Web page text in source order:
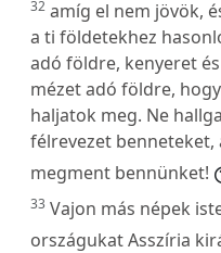
32 amíg el nem jövök,
a ti földetekhez
adó földre, kenyeret
mézet adó földre,
haljatok meg. Ne
félrevezet
megment bennünket!
33 Vajon más népek
országukat Asszíria